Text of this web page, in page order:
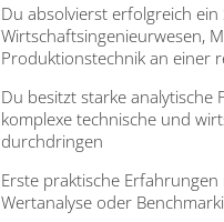
Du absolvierst erfolgreich ein
Wirtschaftsingenieurwesen,
Produktionstechnik an einer
Du besitzt starke analytische
komplexe technische und
durchdringen
Erste praktische
Wertanalyse oder